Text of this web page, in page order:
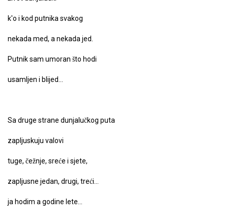
k'o i kod putnika svakog
nekada med, a nekada jed.
Putnik sam umoran što hodi
usamljen i blijed…
Sa druge strane dunjalučkog puta
zapljuskuju valovi
tuge, čežnje, sreće i sjete,
zapljusne jedan, drugi, treći…
ja hodim a godine lete…